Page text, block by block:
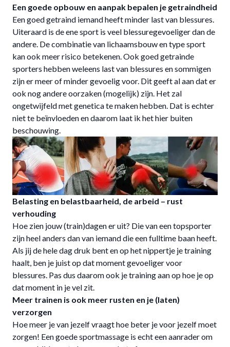
Een goede opbouw en aanpak bepalen je getraindheid
Een goed getraind iemand heeft minder last van blessures.
Uiteraard is de ene sport is veel blessuregevoeliger dan de
andere. De combinatie van lichaamsbouw en type sport
kan ook meer risico betekenen. Ook goed getrainde
sporters hebben weleens last van blessures en sommigen
zijn er meer of minder gevoelig voor. Dit geeft al aan dat er
ook nog andere oorzaken (mogelijk) zijn. Het zal
ongetwijfeld met genetica te maken hebben. Dat is echter
niet te beïnvloeden en daarom laat ik het hier buiten
beschouwing.
Belasting en belastbaarheid, de arbeid – rust
verhouding
Hoe zien jouw (train)dagen er uit? Die van een topsporter
zijn heel anders dan van iemand die een fulltime baan heeft.
Als jij de hele dag druk bent en op het nippertje je training
haalt, ben je juist op dat moment gevoeliger voor
blessures. Pas dus daarom ook je training aan op hoe je op
dat moment in je vel zit.
Meer trainen is ook meer rusten en je (laten)
verzorgen
Hoe meer je van jezelf vraagt hoe beter je voor jezelf moet
zorgen! Een goede sportmassage is echt een aanrader om